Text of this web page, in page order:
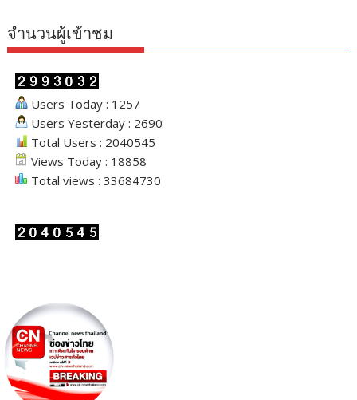
จำนวนผู้เข้าชม
Users Today : 1257
Users Yesterday : 2690
Total Users : 2040545
Views Today : 18858
Total views : 33684730